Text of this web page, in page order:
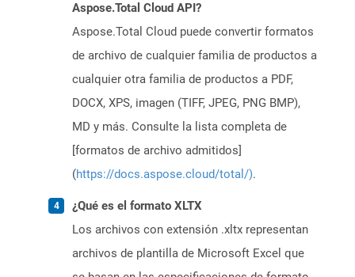
Aspose.Total Cloud API?
Aspose.Total Cloud puede convertir formatos
de archivo de cualquier familia de productos a
cualquier otra familia de productos a PDF,
DOCX, XPS, imagen (TIFF, JPEG, PNG BMP),
MD y más. Consulte la lista completa de
[formatos de archivo admitidos]
(https://docs.aspose.cloud/total/).
¿Qué es el formato XLTX
Los archivos con extensión .xltx representan
archivos de plantilla de Microsoft Excel que